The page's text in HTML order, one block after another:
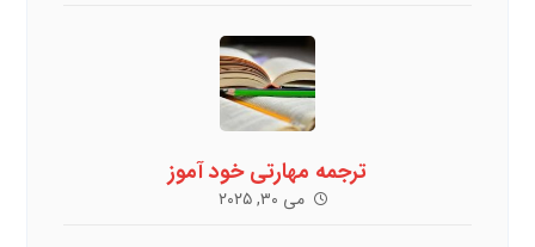
ترجمه مهارتی خود آموز
می ۳۰, ۲۰۲۵